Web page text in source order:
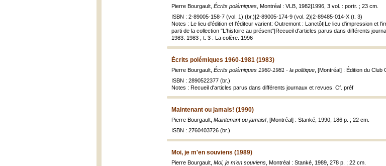
Pierre Bourgault, Écrits polémiques , Montréal : VLB, 1982|1996, 3 vol. : portr. ; 23 cm.
ISBN : 2-89005-158-7 (vol. 1) (br.)|2-89005-174-9 (vol. 2)|2-89485-014-X (t. 3)
Notes : Le lieu d'édition et l'éditeur varient: Outremont : Lanctôt|Le lieu d'impression et
parti de la collection "L'histoire au présent"|Recueil d'articles parus dans différents
1983. 1983 ; t. 3 : La colère. 1996
Écrits polémiques 1960-1981 (1983)
Pierre Bourgault, Écrits polémiques 1960-1981 - la politique , [Montréal] : Édition du
ISBN : 2890522377 (br.)
Notes : Recueil d'articles parus dans différents journaux et revues. Cf. préf
Maintenant ou jamais! (1990)
Pierre Bourgault, Maintenant ou jamais! , [Montréal] : Stanké, 1990, 186 p. ; 22 cm.
ISBN : 2760403726 (br.)
Moi, je m'en souviens (1989)
Pierre Bourgault, Moi, je m'en souviens , Montréal : Stanké, 1989, 278 p. ; 22 cm.